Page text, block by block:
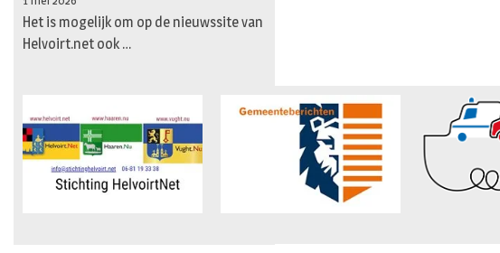
Het is mogelijk om op de nieuwssite van
Helvoirt.net ook …